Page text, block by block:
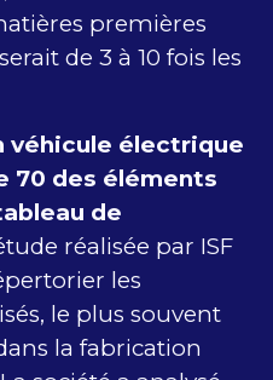
premières
de 3 à 10 fois les
véhicule électrique
70 des éléments
de
réalisée par ISF
les
le plus souvent
la fabrication